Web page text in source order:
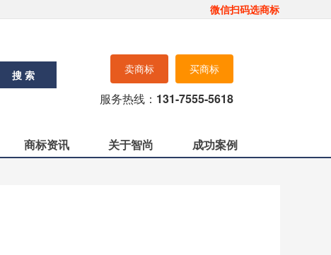
微信扫码选商标
搜 索
买商标
卖商标
服务热线： 131-7555-5618
商标资讯 关于智尚 成功案例